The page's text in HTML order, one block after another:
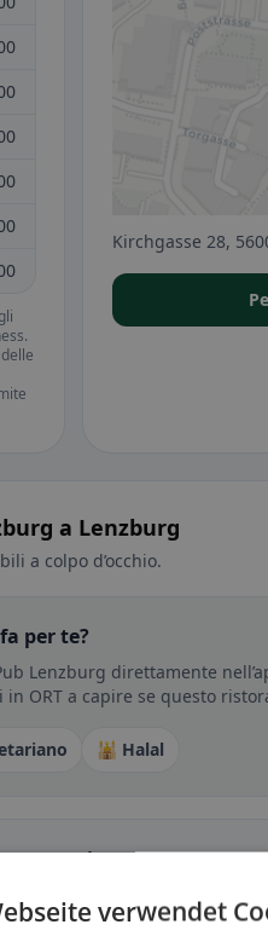
Kirchgasse 28,
a Lenzburg
a colpo d’occhio.
per te?
Lenzburg direttamente
ORT a capire se questo
🕌 Halal
esperienza
per senza glutine,
verwendet